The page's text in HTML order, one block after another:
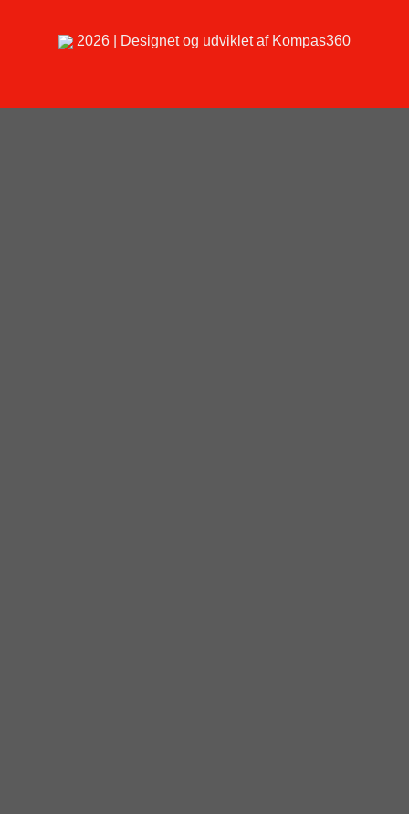
2026 | Designet og udviklet af Kompas360